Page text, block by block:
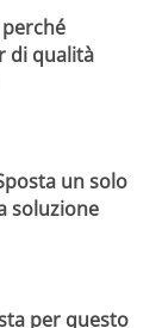
di qualità
un solo
soluzione
per questo